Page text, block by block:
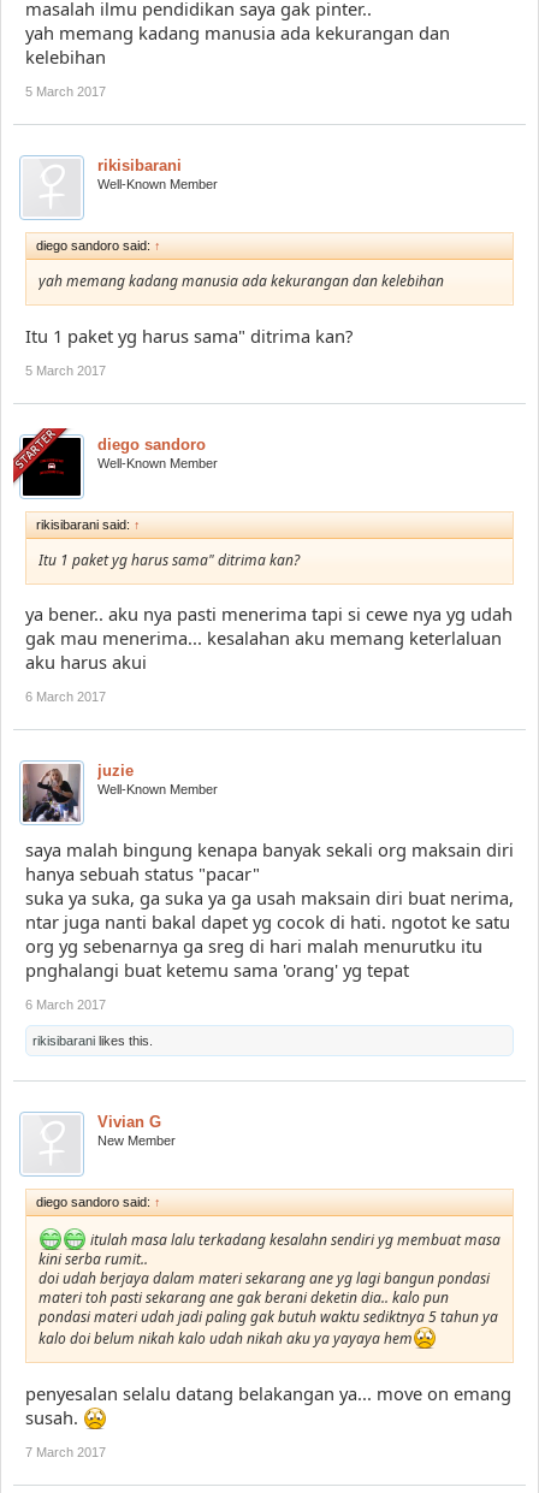
masalah ilmu pendidikan saya gak pinter..
yah memang kadang manusia ada kekurangan dan
kelebihan
5 March 2017
rikisibarani
Well-Known Member
diego sandoro said: ↑
yah memang kadang manusia ada kekurangan dan kelebihan
Itu 1 paket yg harus sama" ditrima kan?
5 March 2017
diego sandoro
Well-Known Member
rikisibarani said: ↑
Itu 1 paket yg harus sama" ditrima kan?
ya bener.. aku nya pasti menerima tapi si cewe nya yg udah
gak mau menerima... kesalahan aku memang keterlaluan
aku harus akui
6 March 2017
juzie
Well-Known Member
saya malah bingung kenapa banyak sekali org maksain diri
hanya sebuah status "pacar"
suka ya suka, ga suka ya ga usah maksain diri buat nerima,
ntar juga nanti bakal dapet yg cocok di hati. ngotot ke satu
org yg sebenarnya ga sreg di hari malah menurutku itu
pnghalangi buat ketemu sama 'orang' yg tepat
6 March 2017
rikisibarani likes this.
Vivian G
New Member
diego sandoro said: ↑
itulah masa lalu terkadang kesalahn sendiri yg membuat masa
kini serba rumit..
doi udah berjaya dalam materi sekarang ane yg lagi bangun pondasi
materi toh pasti sekarang ane gak berani deketin dia.. kalo pun
pondasi materi udah jadi paling gak butuh waktu sediktnya 5 tahun ya
kalo doi belum nikah kalo udah nikah aku ya yayaya hem
penyesalan selalu datang belakangan ya... move on emang
susah.
7 March 2017